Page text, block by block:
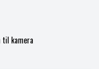
til kamera